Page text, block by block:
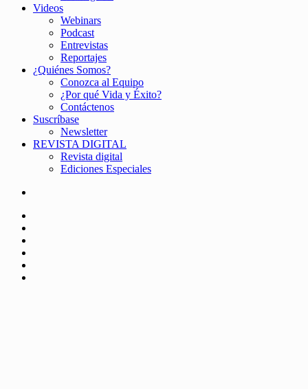
Videos
Webinars
Podcast
Entrevistas
Reportajes
¿Quiénes Somos?
Conozca al Equipo
¿Por qué Vida y Éxito?
Contáctenos
Suscríbase
Newsletter
REVISTA DIGITAL
Revista digital
Ediciones Especiales